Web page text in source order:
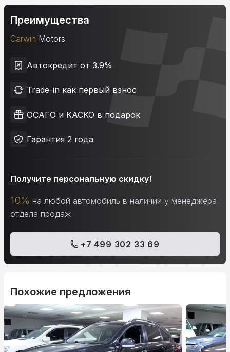
Преимущества
Carwin Motors
Автокредит от 3.9%
Trade-in как первый взнос
ОСАГО и КАСКО в подарок
Гарантия 2 года
Получите персональную скидку!
10% на любой автомобиль в наличии у менеджера
отдела продаж
+7 499 302 33 69
Похожие предложения